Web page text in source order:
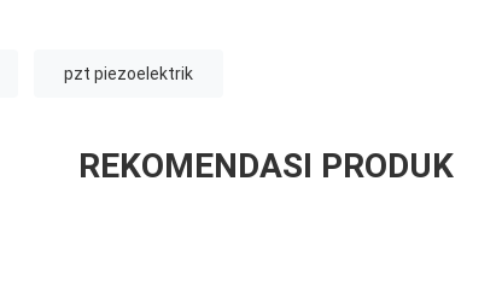
pzt piezoelektrik
REKOMENDASI PRODUK